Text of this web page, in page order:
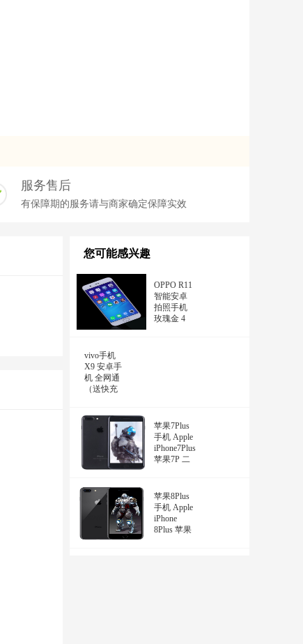
服务售后
有保障期的服务请与商家确定保障实效
您可能感兴趣
OPPO R11
智能安卓
拍照手机
玫瑰金 4
vivo手机
X9 安卓手
机 全网通
（送快充
苹果7Plus
手机 Apple
iPhone7Plus
苹果7P 二
苹果8Plus
手机 Apple
iPhone
8Plus 苹果